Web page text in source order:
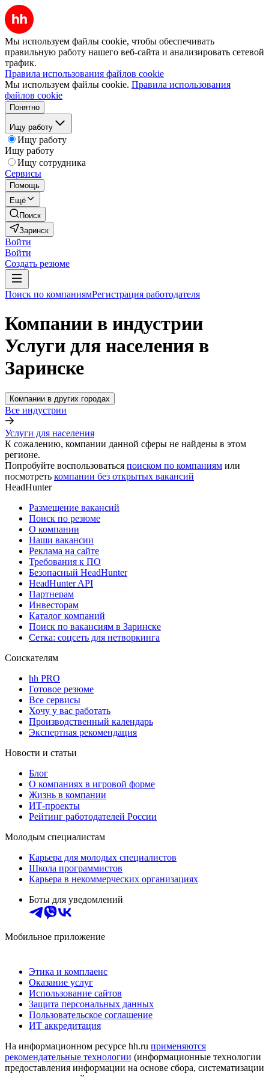
Мы используем файлы cookie, чтобы обеспечивать
правильную работу нашего веб-сайта и анализировать сетевой
трафик.
Правила использования файлов cookie
Мы используем файлы cookie. Правила использования
файлов cookie
Понятно
Ищу работу
Ищу работу
Ищу работу
Ищу сотрудника
Сервисы
Помощь
Ещё
Поиск
Заринск
Войти
Войти
Создать резюме
Поиск по компаниямРегистрация работодателя
Компании в индустрии
Услуги для населения в
Заринске
Компании в других городах
Все индустрии
Услуги для населения
К сожалению, компании данной сферы не найдены в этом
регионе.
Попробуйте воспользоваться поиском по компаниям или
посмотреть компании без открытых вакансий
HeadHunter
Размещение вакансий
Поиск по резюме
О компании
Наши вакансии
Реклама на сайте
Требования к ПО
Безопасный HeadHunter
HeadHunter API
Партнерам
Инвесторам
Каталог компаний
Поиск по вакансиям в Заринске
Сетка: соцсеть для нетворкинга
Соискателям
hh PRO
Готовое резюме
Все сервисы
Хочу у вас работать
Производственный календарь
Экспертная рекомендация
Новости и статьи
Блог
О компаниях в игровой форме
Жизнь в компании
ИТ-проекты
Рейтинг работодателей России
Молодым специалистам
Карьера для молодых специалистов
Школа программистов
Карьера в некоммерческих организациях
Боты для уведомлений
Мобильное приложение
Этика и комплаенс
Оказание услуг
Использование сайтов
Защита персональных данных
Пользовательское соглашение
ИТ аккредитация
На информационном ресурсе hh.ru применяются
рекомендательные технологии (информационные технологии
предоставления информации на основе сбора, систематизации